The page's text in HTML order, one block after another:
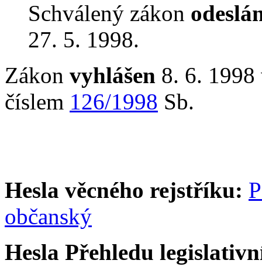
Schválený zákon
27. 5. 1998.
Zákon vyhlášen 8. 6. 1998
číslem 126/1998 Sb.
Hesla věcného rejstříku:
občanský
Hesla Přehledu